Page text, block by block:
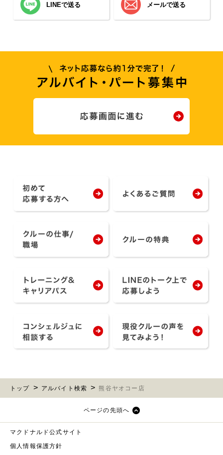
LINEで送る メールで送る
トップ アルバイト検索 熊谷ヤオコー店
ページの先頭へ
マクドナルド公式サイト
個人情報保護方針